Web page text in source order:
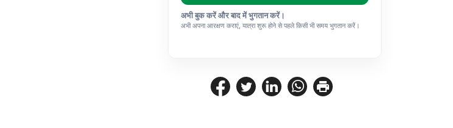
अभी बुक करें और बाद में भुगतान करें।
अभी अपना आरक्षण कराएं, यात्रा शुरू होने से पहले किसी भी समय भुगतान करें।